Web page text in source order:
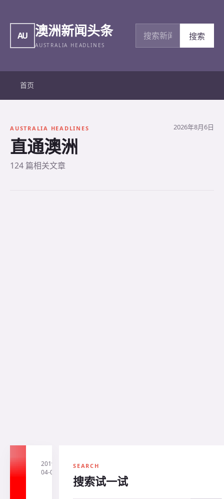
AU 澳洲新闻头条
AUSTRALIA HEADLINES
搜索新闻
搜索
首页
AUSTRALIA HEADLINES
直通澳洲
124 篇相关文章
2026年8月6日
2019-
04-04
SEARCH
搜索试一试